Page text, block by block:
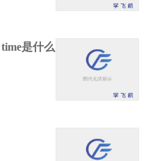
是什么